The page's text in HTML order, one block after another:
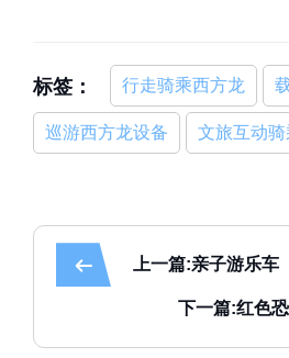
标签： 行走骑乘西方龙
巡游西方龙设备 文旅互动
上一篇:亲子游乐车
下一篇:红色